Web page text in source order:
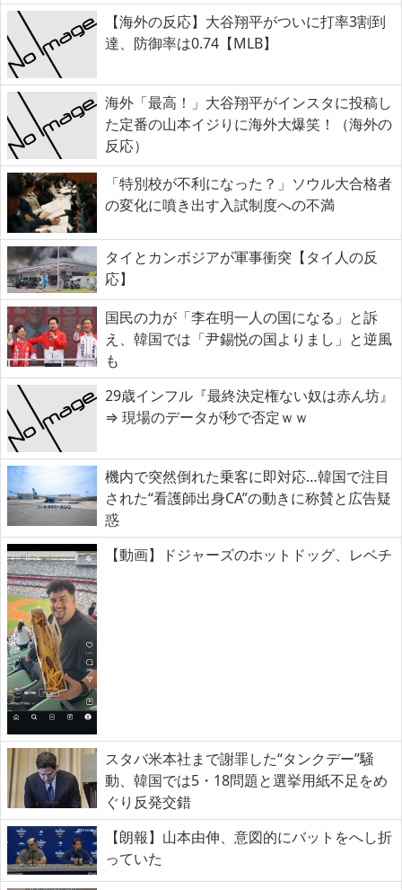
【海外の反応】大谷翔平がついに打率3割到
達、防御率は0.74【MLB】
海外「最高！」大谷翔平がインスタに投稿し
た定番の山本イジりに海外大爆笑！（海外の
反応）
「特別校が不利になった？」ソウル大合格者
の変化に噴き出す入試制度への不満
タイとカンボジアが軍事衝突【タイ人の反
応】
国民の力が「李在明一人の国になる」と訴
え、韓国では「尹錫悦の国よりまし」と逆風
も
29歳インフル『最終決定権ない奴は赤ん坊』
⇒ 現場のデータが秒で否定ｗｗ
機内で突然倒れた乗客に即対応…韓国で注目
された“看護師出身CA”の動きに称賛と広告疑
惑
【動画】ドジャーズのホットドッグ、レベチ
スタバ米本社まで謝罪した“タンクデー”騒
動、韓国では5・18問題と選挙用紙不足をめ
ぐり反発交錯
【朗報】山本由伸、意図的にバットをへし折
っていた